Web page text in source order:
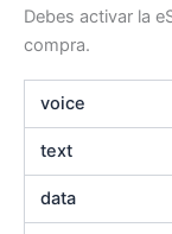
Debes activar la
compra.
voice
text
data